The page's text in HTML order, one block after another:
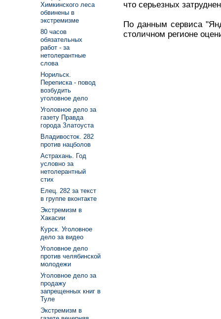
что серьезных
По данным сервиса
столичном регионе
Химкинского леса
обвинены в
экстремизме
80 часов
обязательных
работ - за
нетолерантные
слова
Норильск.
Переписка - повод
возбудить
уголовное дело
Уголовное дело за
газету Правда
города Златоуста
Владивосток. 282
против нацболов
Астрахань. Год
условно за
нетолерантный
стих
Елец. 282 за текст
в группе вконтакте
Экстремизм в
Хакасии
Курск. Уголовное
дело за видео
Уголовное дело
против челябинской
молодежи
Уголовное дело за
продажу
запрещенных книг в
Туле
Экстремизм в